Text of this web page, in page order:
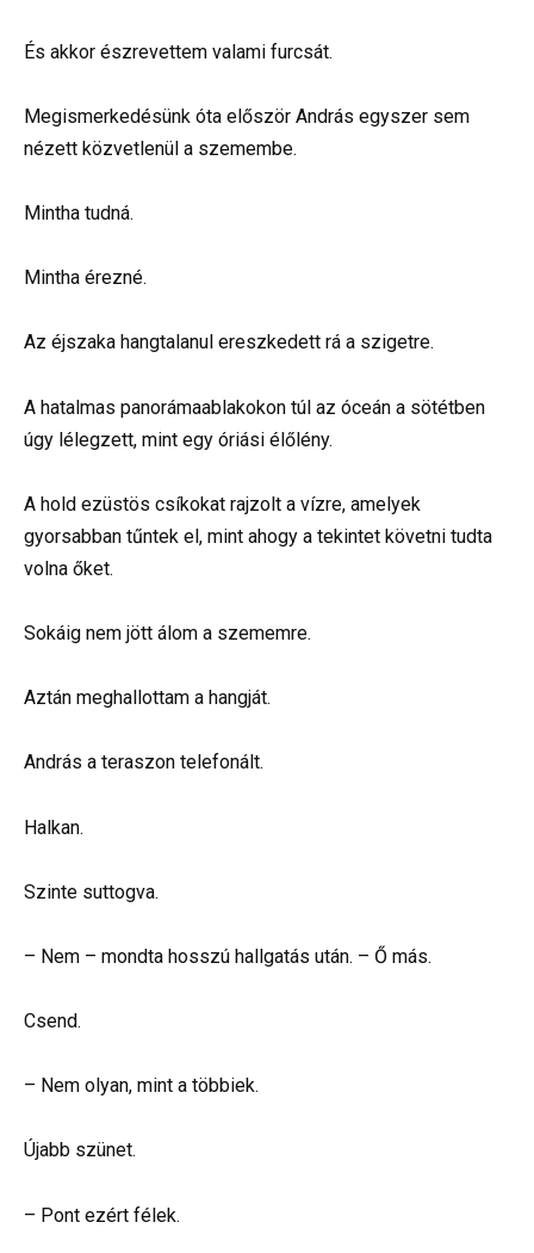
És akkor észrevettem valami furcsát.
Megismerkedésünk óta először András egyszer sem
nézett közvetlenül a szemembe.
Mintha tudná.
Mintha érezné.
Az éjszaka hangtalanul ereszkedett rá a szigetre.
A hatalmas panorámaablakokon túl az óceán a sötétben
úgy lélegzett, mint egy óriási élőlény.
A hold ezüstös csíkokat rajzolt a vízre, amelyek
gyorsabban tűntek el, mint ahogy a tekintet követni tudta
volna őket.
Sokáig nem jött álom a szememre.
Aztán meghallottam a hangját.
András a teraszon telefonált.
Halkan.
Szinte suttogva.
– Nem – mondta hosszú hallgatás után. – Ő más.
Csend.
– Nem olyan, mint a többiek.
Újabb szünet.
– Pont ezért félek.